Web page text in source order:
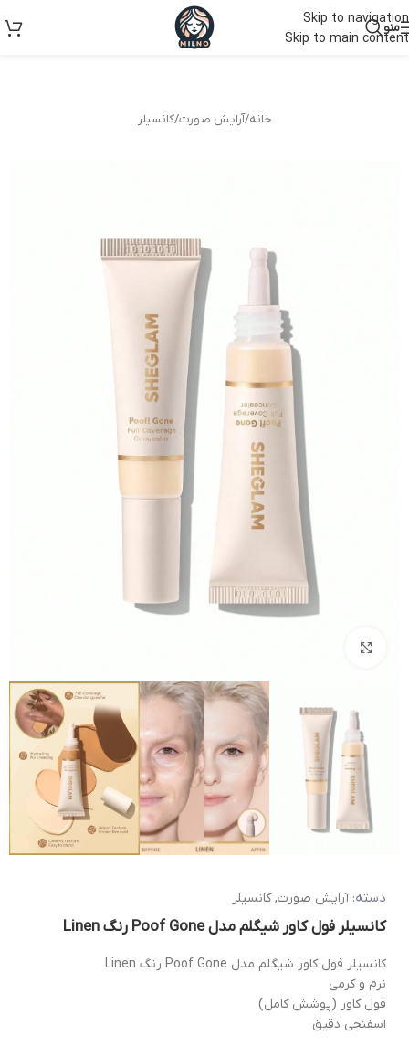
Skip to navigation
Skip to main content
منو
خانه/آرایش صورت/کانسیلر
دسته: آرایش صورت, کانسیلر
کانسیلر فول کاور شیگلم مدل Poof Gone رنگ Linen
کانسیلر فول کاور شیگلم مدل Poof Gone رنگ Linen
نرم و کرمی
فول کاور (پوشش کامل)
اسفنجی دقیق